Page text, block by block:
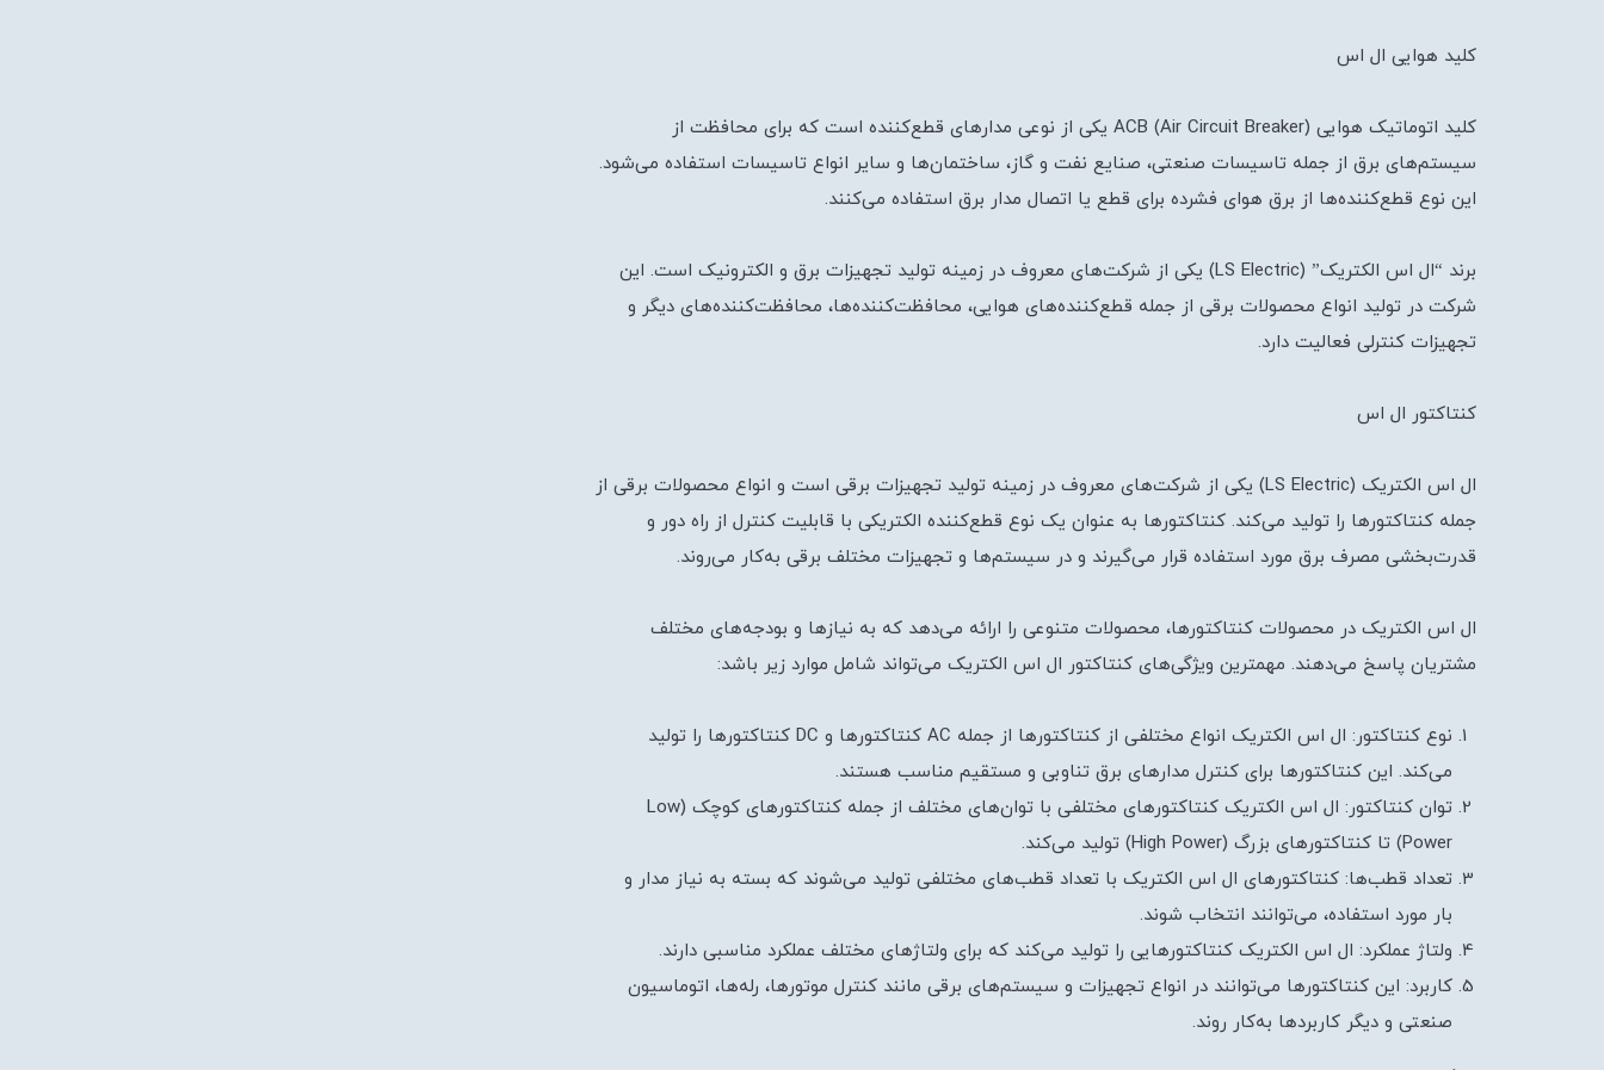
کلید هوایی ال اس
کلید اتوماتیک هوایی ACB (Air Circuit Breaker) یکی از نوعی مدارهای قطع‌کننده است که برای محافظت از
سیستم‌های برق از جمله تاسیسات صنعتی، صنایع نفت و گاز، ساختمان‌ها و سایر انواع تاسیسات استفاده می‌شود.
این نوع قطع‌کننده‌ها از برق هوای فشرده برای قطع یا اتصال مدار برق استفاده می‌کنند.
برند “ال اس الکتریک” (LS Electric) یکی از شرکت‌های معروف در زمینه تولید تجهیزات برق و الکترونیک است. این
شرکت در تولید انواع محصولات برقی از جمله قطع‌کننده‌های هوایی، محافظت‌کننده‌ها، محافظت‌کننده‌های دیگر و
تجهیزات کنترلی فعالیت دارد.
کنتاکتور ال اس
ال اس الکتریک (LS Electric) یکی از شرکت‌های معروف در زمینه تولید تجهیزات برقی است و انواع محصولات برقی از
جمله کنتاکتورها را تولید می‌کند. کنتاکتورها به عنوان یک نوع قطع‌کننده الکتریکی با قابلیت کنترل از راه دور و
قدرت‌بخشی مصرف برق مورد استفاده قرار می‌گیرند و در سیستم‌ها و تجهیزات مختلف برقی به‌کار می‌روند.
ال اس الکتریک در محصولات کنتاکتورها، محصولات متنوعی را ارائه می‌دهد که به نیازها و بودجه‌های مختلف
مشتریان پاسخ می‌دهند. مهمترین ویژگی‌های کنتاکتور ال اس الکتریک می‌تواند شامل موارد زیر باشد:
نوع کنتاکتور: ال اس الکتریک انواع مختلفی از کنتاکتورها از جمله AC کنتاکتورها و DC کنتاکتورها را تولید
می‌کند. این کنتاکتورها برای کنترل مدارهای برق تناوبی و مستقیم مناسب هستند.
توان کنتاکتور: ال اس الکتریک کنتاکتورهای مختلفی با توان‌های مختلف از جمله کنتاکتورهای کوچک (Low
Power) تا کنتاکتورهای بزرگ (High Power) تولید می‌کند.
تعداد قطب‌ها: کنتاکتورهای ال اس الکتریک با تعداد قطب‌های مختلفی تولید می‌شوند که بسته به نیاز مدار و
بار مورد استفاده، می‌توانند انتخاب شوند.
ولتاژ عملکرد: ال اس الکتریک کنتاکتورهایی را تولید می‌کند که برای ولتاژ‌های مختلف عملکرد مناسبی دارند.
کاربرد: این کنتاکتورها می‌توانند در انواع تجهیزات و سیستم‌های برقی مانند کنترل موتورها، رله‌ها، اتوماسیون
صنعتی و دیگر کاربردها به‌کار روند.